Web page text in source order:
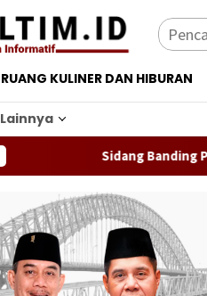
RUANG KULINER DAN HIBURAN
Lainnya
Sidang Banding Perdana